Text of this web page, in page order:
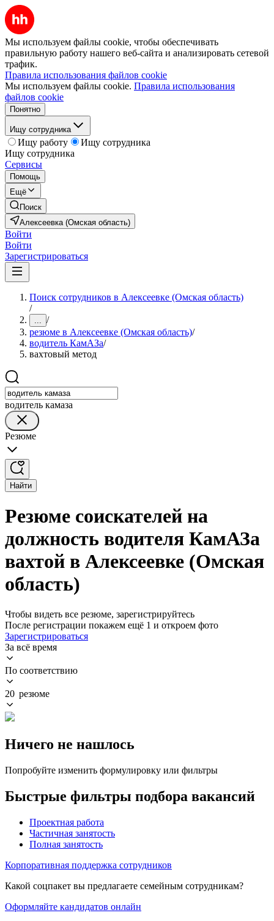
Мы используем файлы cookie, чтобы обеспечивать
правильную работу нашего веб-сайта и анализировать сетевой
трафик.
Правила использования файлов cookie
Мы используем файлы cookie. Правила использования
файлов cookie
Понятно
Ищу сотрудника
Ищу работу
Ищу сотрудника
Ищу сотрудника
Сервисы
Помощь
Ещё
Поиск
Алексеевка (Омская область)
Войти
Войти
Зарегистрироваться
Поиск сотрудников в Алексеевке (Омская область)
/
... /
резюме в Алексеевке (Омская область)/
водитель КамАЗа/
вахтовый метод
водитель камаза
Резюме
Найти
Резюме соискателей на
должность водителя КамАЗа
вахтой в Алексеевке (Омская
область)
Чтобы видеть все резюме, зарегистрируйтесь
После регистрации покажем ещё 1 и откроем фото
Зарегистрироваться
За всё время
По соответствию
20 резюме
Ничего не нашлось
Попробуйте изменить формулировку или фильтры
Быстрые фильтры подбора вакансий
Проектная работа
Частичная занятость
Полная занятость
Корпоративная поддержка сотрудников
Какой соцпакет вы предлагаете семейным сотрудникам?
Оформляйте кандидатов онлайн